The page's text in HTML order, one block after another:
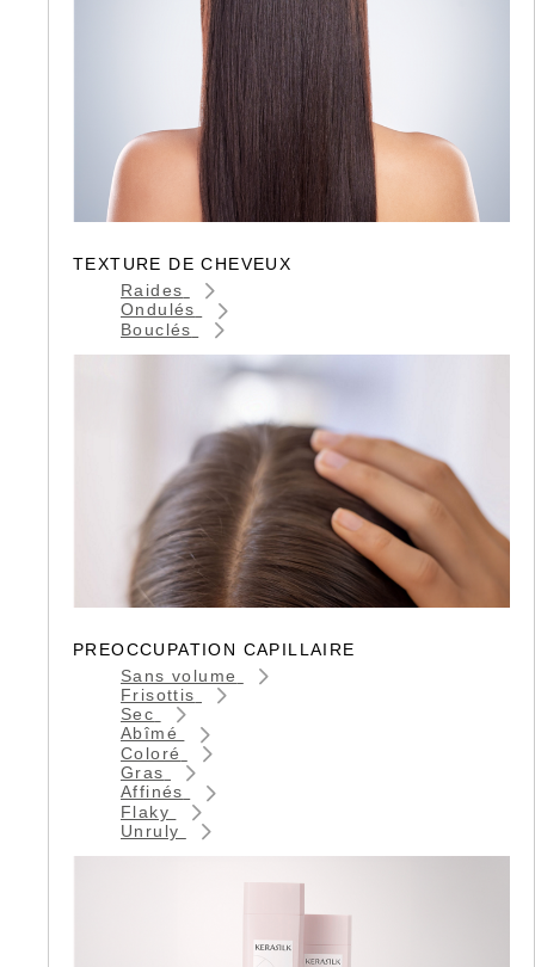
TEXTURE DE CHEVEUX
Raides
Ondulés
Bouclés
PREOCCUPATION CAPILLAIRE
Sans volume
Frisottis
Sec
Abîmé
Coloré
Gras
Affinés
Flaky
Unruly